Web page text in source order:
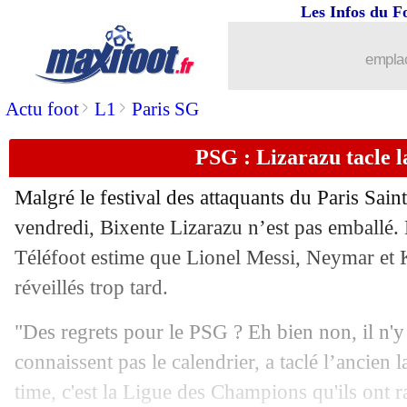
Actu foot> L1 > Paris SG
Les Infos du
PSG : Lizarazu tacle
Malgré le festival des attaquants du Paris
vendredi, Bixente Lizarazu n’est pas
Téléfoot estime que Lionel Messi, Neymar et
réveillés trop tard.
"Des regrets pour le PSG ? Eh bien non, il
connaissent pas le calendrier, a taclé l’ancien
time, c'est la Ligue des Champions qu'ils ont
: Angers 1-1 Lille (fini)
10/04 Man Utd: Ronaldo, la police mène
10/04 L1: incident pendant Brest-Nantes
10/04 L1 : Lens-Nice, les compos
10/04 Lyon : Bettoni s'y verrait bien
10/04 Metz : le constat accablant de Bronn
Bordeaux : Lacoux savoure sans